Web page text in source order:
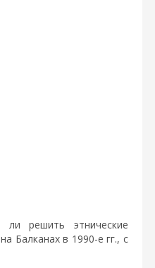
решить этнические
Балканах в 1990-е гг., с